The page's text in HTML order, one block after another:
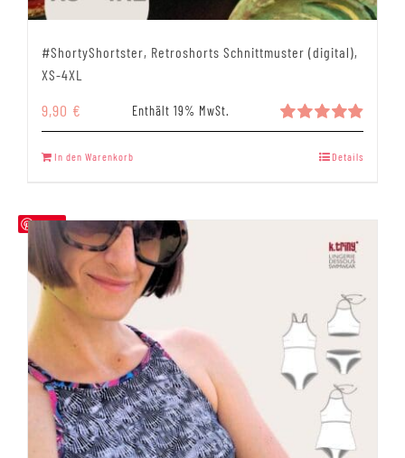
#ShortyShortster, Retroshorts Schnittmuster (digital),
XS-4XL
Bewertet
4.89
9,90 € Enthält 19% MwSt.
In den Warenkorb Details
Save